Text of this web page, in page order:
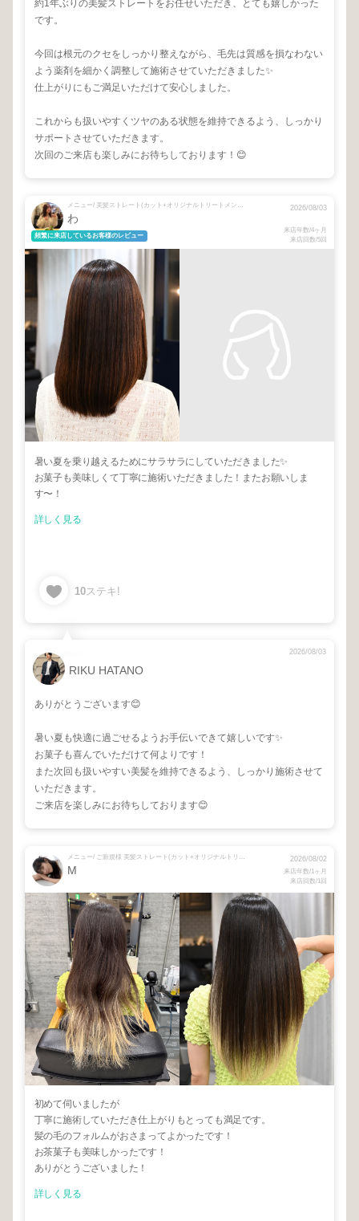
約1年ぶりの美髪ストレートをお任せいただき、とても嬉しかった
です。
今回は根元のクセをしっかり整えながら、毛先は質感を損なわない
よう薬剤を細かく調整して施術させていただきました✨
仕上がりにもご満足いただけて安心しました。
これからも扱いやすくツヤのある状態を維持できるよう、しっかり
サポートさせていただきます。
次回のご来店も楽しみにお待ちしております！😊
メニュー/ 美髪ストレート(カット+オリジナルトリートメント込)
わ
頻繁に来店しているお客様のレビュー
2026/08/03
来店年数/4ヶ月
来店回数/5回
暑い夏を乗り越えるためにサラサラにしていただきました✨
お菓子も美味しくて丁寧に施術いただきました！またお願いしま
す〜！
詳しく見る
10ステキ!
RIKU HATANO
2026/08/03
ありがとうございます😊
暑い夏も快適に過ごせるようお手伝いできて嬉しいです✨
お菓子も喜んでいただけて何よりです！
また次回も扱いやすい美髪を維持できるよう、しっかり施術させて
いただきます。
ご来店を楽しみにお待ちしております😊
メニュー/ ご新規様 美髪ストレート(カット+オリジナルトリートメント込)
M
2026/08/02
来店年数/1ヶ月
来店回数/1回
初めて伺いましたが
丁寧に施術していただき仕上がりもとっても満足です。
髪の毛のフォルムがおさまってよかったです！
お茶菓子も美味しかったです！
ありがとうございました！
詳しく見る